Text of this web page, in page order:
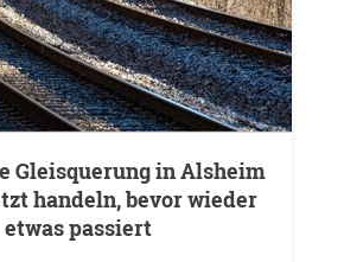
handeln, bevor wieder
etwas passiert